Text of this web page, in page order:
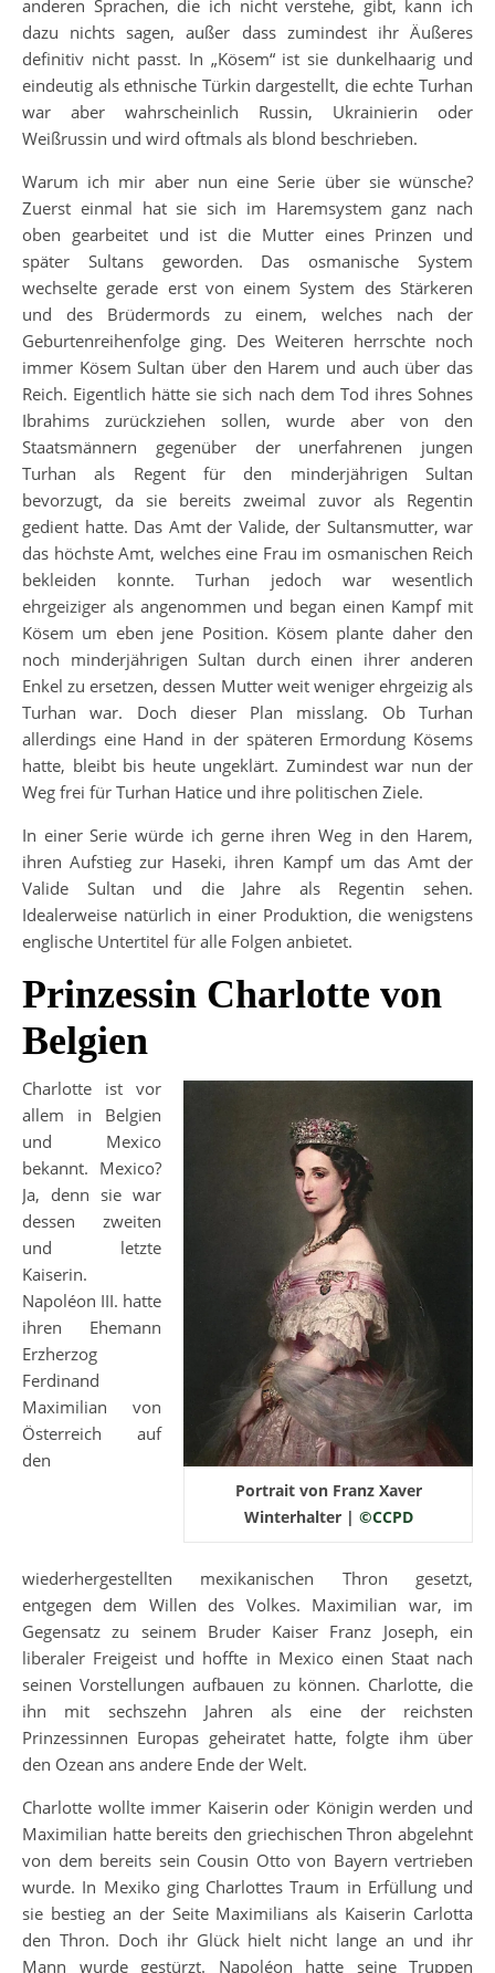
anderen Sprachen, die ich nicht verstehe, gibt, kann ich
dazu nichts sagen, außer dass zumindest ihr Äußeres
definitiv nicht passt. In „Kösem“ ist sie dunkelhaarig und
eindeutig als ethnische Türkin dargestellt, die echte Turhan
war aber wahrscheinlich Russin, Ukrainierin oder
Weißrussin und wird oftmals als blond beschrieben.
Warum ich mir aber nun eine Serie über sie wünsche?
Zuerst einmal hat sie sich im Haremsystem ganz nach
oben gearbeitet und ist die Mutter eines Prinzen und
später Sultans geworden. Das osmanische System
wechselte gerade erst von einem System des Stärkeren
und des Brüdermords zu einem, welches nach der
Geburtenreihenfolge ging. Des Weiteren herrschte noch
immer Kösem Sultan über den Harem und auch über das
Reich. Eigentlich hätte sie sich nach dem Tod ihres Sohnes
Ibrahims zurückziehen sollen, wurde aber von den
Staatsmännern gegenüber der unerfahrenen jungen
Turhan als Regent für den minderjährigen Sultan
bevorzugt, da sie bereits zweimal zuvor als Regentin
gedient hatte. Das Amt der Valide, der Sultansmutter, war
das höchste Amt, welches eine Frau im osmanischen Reich
bekleiden konnte. Turhan jedoch war wesentlich
ehrgeiziger als angenommen und began einen Kampf mit
Kösem um eben jene Position. Kösem plante daher den
noch minderjährigen Sultan durch einen ihrer anderen
Enkel zu ersetzen, dessen Mutter weit weniger ehrgeizig als
Turhan war. Doch dieser Plan misslang. Ob Turhan
allerdings eine Hand in der späteren Ermordung Kösems
hatte, bleibt bis heute ungeklärt. Zumindest war nun der
Weg frei für Turhan Hatice und ihre politischen Ziele.
In einer Serie würde ich gerne ihren Weg in den Harem,
ihren Aufstieg zur Haseki, ihren Kampf um das Amt der
Valide Sultan und die Jahre als Regentin sehen.
Idealerweise natürlich in einer Produktion, die wenigstens
englische Untertitel für alle Folgen anbietet.
Prinzessin Charlotte von
Belgien
Portrait von Franz Xaver
Winterhalter | ©CCPD
Charlotte ist vor
allem in Belgien
und Mexico
bekannt. Mexico?
Ja, denn sie war
dessen zweiten
und letzte
Kaiserin.
Napoléon III. hatte
ihren Ehemann
Erzherzog
Ferdinand
Maximilian von
Österreich auf
den
wiederhergestellten mexikanischen Thron gesetzt,
entgegen dem Willen des Volkes. Maximilian war, im
Gegensatz zu seinem Bruder Kaiser Franz Joseph, ein
liberaler Freigeist und hoffte in Mexico einen Staat nach
seinen Vorstellungen aufbauen zu können. Charlotte, die
ihn mit sechszehn Jahren als eine der reichsten
Prinzessinnen Europas geheiratet hatte, folgte ihm über
den Ozean ans andere Ende der Welt.
Charlotte wollte immer Kaiserin oder Königin werden und
Maximilian hatte bereits den griechischen Thron abgelehnt
von dem bereits sein Cousin Otto von Bayern vertrieben
wurde. In Mexiko ging Charlottes Traum in Erfüllung und
sie bestieg an der Seite Maximilians als Kaiserin Carlotta
den Thron. Doch ihr Glück hielt nicht lange an und ihr
Mann wurde gestürzt. Napoléon hatte seine Truppen